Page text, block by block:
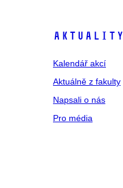
Aktuality
Kalendář akcí
Aktuálně z fakulty
Napsali o nás
Pro média